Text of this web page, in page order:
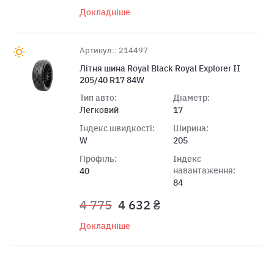
Докладніше
Артикул:: 214497
Лiтня шина Royal Black Royal Explorer II
205/40 R17 84W
Тип авто:
Легковий
Індекс швидкості:
W
Профіль:
40
Діаметр:
17
Ширина:
205
Індекс
навантаження:
84
4 775 4 632 ₴
Докладніше